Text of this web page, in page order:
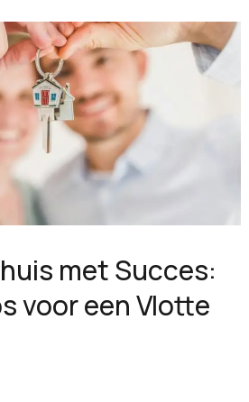
met Succes:
voor een Vlotte